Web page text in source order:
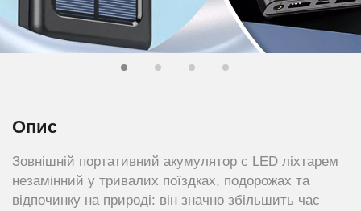
Опис
Зовнішній портативний акумулятор c LED ліхтарем
незамінний у тривалих поїздках, подорожах та
відпочинку на природі: він значно збільшить час